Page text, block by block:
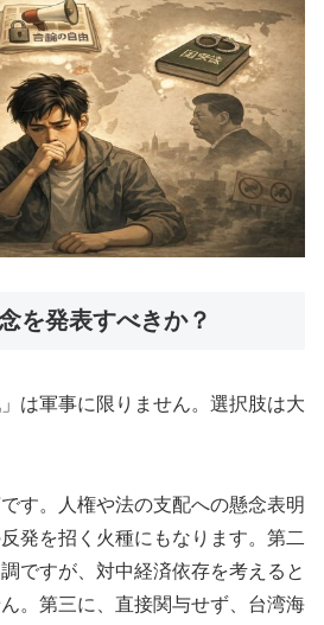
を発表すべきか？
は軍事に限りません。選択肢は大
す。人権や法の支配への懸念表明
発を招く火種にもなります。第二
ですが、対中経済依存を考えると
。第三に、直接関与せず、台湾海